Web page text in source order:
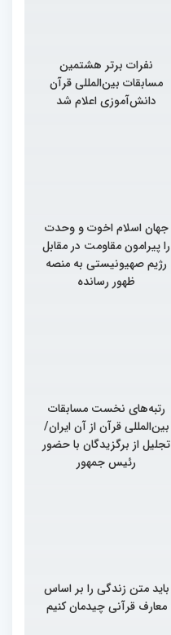
نفرات برتر هشتمین
مسابقات بین‌المللی قرآن
دانش‌آموزی اعلام شد
جهان اسلام اخوت و وحدت
را پیرامون مقاومت در مقابل
رژیم صهیونیستی به منصه
ظهور رسانده
رتبه‌های نخست مسابقات
بین‌المللی قرآن از آن ایران/
تجلیل از برگزیدگان با حضور
رئیس جمهور
باید متن زندگی را بر اساس
معارف قرآنی چیدمان کنیم